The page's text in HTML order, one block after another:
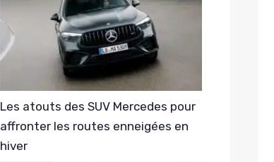
Les atouts des SUV Mercedes pour
affronter les routes enneigées en
hiver